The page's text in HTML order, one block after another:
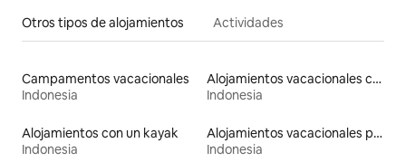
Otros tipos de alojamientos Actividades
Campamentos vacacionales
Indonesia
Alojamientos vacacionales con entrada y salida de pistas de esquí
Indonesia
Alojamientos con un kayak
Indonesia
Alojamientos vacacionales para familias
Indonesia